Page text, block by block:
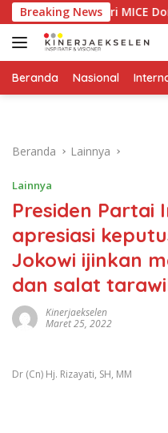
Langsung
ke
konten
Breaking News
Industri MICE Dorong
Beranda Nasional
Beranda Lainnya
Lainnya
Presiden Partai
apresiasi
Jokowi ijinkan
dan salat
Kinerjaekselen
Maret 25, 2022
Dr (Cn) Hj. Rizayati, SH, MM